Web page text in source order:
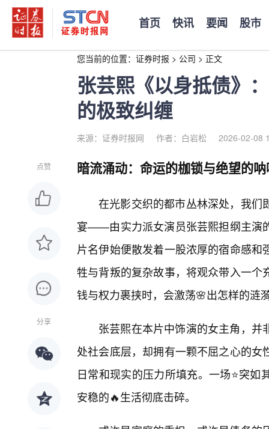
首页 快讯 要闻 股市
您当前的位置： 证券时报 > 公司 > 正文
张芸熙《以身抵债》
的极致纠缠
来源：证券时报网 作者：白岩松 2026-02-08
点赞
分享
暗流涌动：命运的枷锁与绝望的
在光影交织的都市丛林深处，我们
宴——由实力派女演员张芸熙担纲主演
片名伊始便散发着一股浓厚的宿命感
牲与背叛的复杂故事，将观众带入一
钱与权力裹挟时，会激荡🌸出怎样的涟
张芸熙在本片中饰演的女主角，
处社会底层，却拥有一颗不屈之心的
日常和现实的压力所填充。一场⭐突
安稳的🔥生活彻底击碎。